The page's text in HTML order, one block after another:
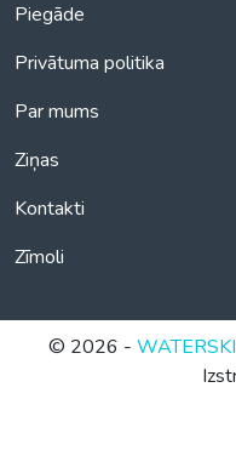
Piegāde
Privātuma politika
Par mums
Ziņas
Kontakti
Zīmoli
© 2026 -